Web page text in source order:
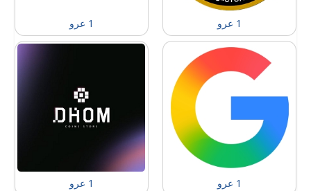
1 عرو 1 عرو
1 عرو 1 عرو